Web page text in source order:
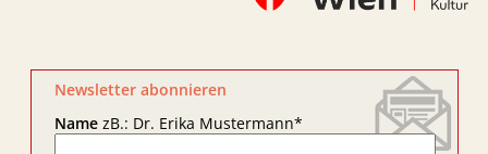
Newsletter abonnieren
NamezB.: Dr. Erika Mustermann*